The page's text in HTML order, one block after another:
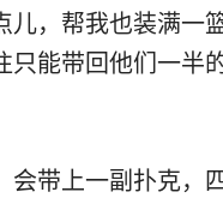
儿，帮我也装满一
只能带回他们一半
会带上一副扑克，